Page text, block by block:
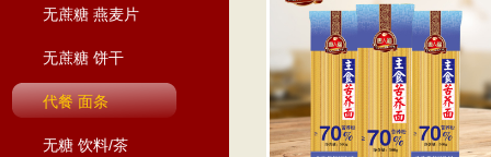
无蔗糖 燕麦片
无蔗糖 饼干
代餐 面条
无糖 饮料/茶